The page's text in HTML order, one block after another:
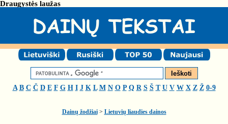
Draugystės laužas
A B C Č D E F G H I J K L M N O P Q R S Š T U V W X Z Ž 0-9
Dainų žodžiai> Lietuvių liaudies dainos